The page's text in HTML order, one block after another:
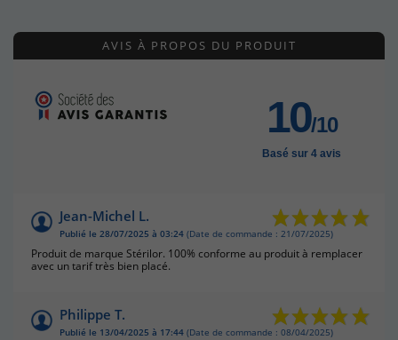
AVIS À PROPOS DU PRODUIT
10/10
Basé sur 4 avis
Jean-Michel L.
Publié le 28/07/2025 à 03:24 (Date de commande : 21/07/2025)
Produit de marque Stérilor. 100% conforme au produit à remplacer
avec un tarif très bien placé.
Philippe T.
Publié le 13/04/2025 à 17:44 (Date de commande : 08/04/2025)